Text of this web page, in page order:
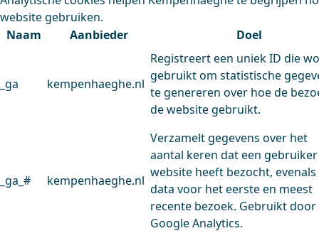
website gebruiken.
Naam
Aanbieder Doel
_ga kempenhaeghe.nl
Registreert een uniek ID die
gebruikt om statistische
te genereren over hoe de
de website gebruikt.
_ga_# kempenhaeghe.nl
Verzamelt gegevens over het
aantal keren dat een
website heeft bezocht, evenals
data voor het eerste en meest
recente bezoek. Gebruikt door
Google Analytics.